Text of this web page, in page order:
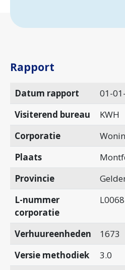
Rapport
Datum rapport
01-
Visiterend bureau
KWH
Corporatie
Plaats
Provincie
L-nummer
corporatie
L0068
Verhuureenheden
1673
Versie methodiek
3.0